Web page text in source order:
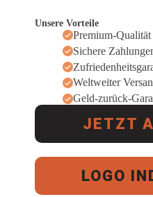
Unsere Vorteile
Premium-Qualität
Sichere
Weltweiter
Geld-zurück-
JETZT
LOGO